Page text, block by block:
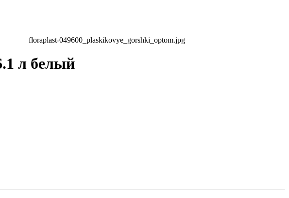
floraplast-049600_plaskikovye_gorshki_optom.jpg
л белый